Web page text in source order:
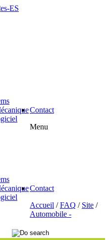
Contact
Menu
Contact
Accueil /FAQ / Site /
Automobile -